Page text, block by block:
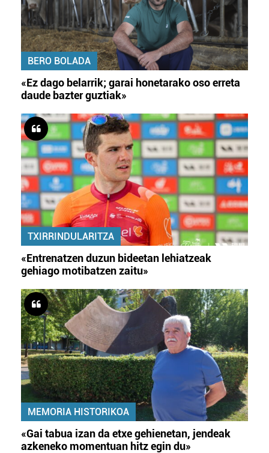
BERO BOLADA
«Ez dago belarrik; garai honetarako oso erreta
daude bazter guztiak»
TXIRRINDULARITZA
«Entrenatzen duzun bideetan lehiatzeak
gehiago motibatzen zaitu»
MEMORIA HISTORIKOA
«Gai tabua izan da etxe gehienetan, jendeak
azkeneko momentuan hitz egin du»